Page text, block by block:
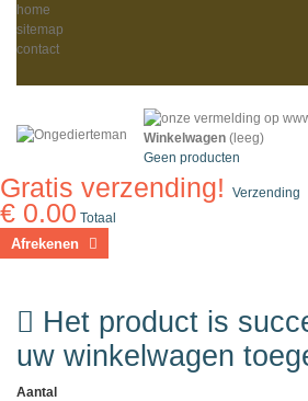
home
sitemap
contact
Winkelwagen (leeg)
Geen producten
Gratis verzending! Verzending
€ 0.00 Totaal
Afrekenen
Het product is
uw winkelwagen
Aantal